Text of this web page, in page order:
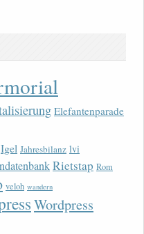
Elefantenparade
Igel Jahresbilanz lvi
Rietstap Rom
veloh wandern
Wordpress